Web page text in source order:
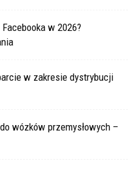
w 2026?
w zakresie dystrybucji
wózków przemysłowych –